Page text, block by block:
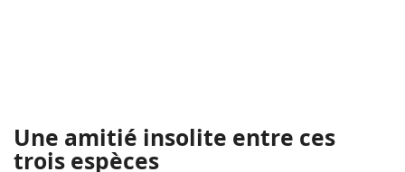
Une amitié insolite entre ces
trois espèces